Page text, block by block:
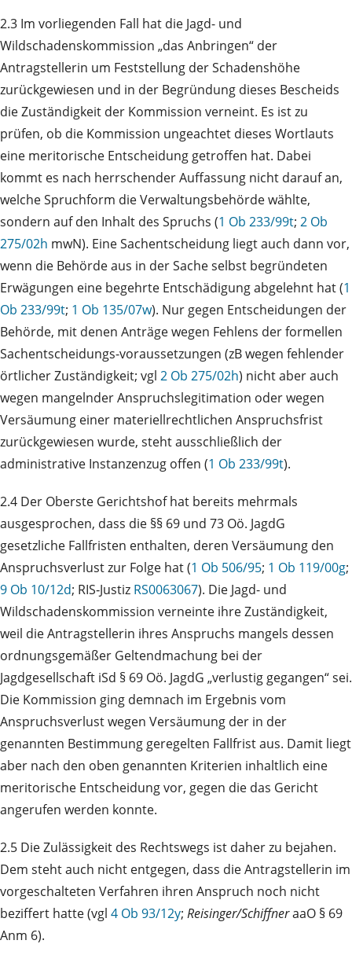
2.3 Im vorliegenden Fall hat die Jagd- und
Wildschadenskommission „das Anbringen“ der
Antragstellerin um Feststellung der Schadenshöhe
zurückgewiesen und in der Begründung dieses Bescheids
die Zuständigkeit der Kommission verneint. Es ist zu
prüfen, ob die Kommission ungeachtet dieses Wortlauts
eine meritorische Entscheidung getroffen hat. Dabei
kommt es nach herrschender Auffassung nicht darauf an,
welche Spruchform die Verwaltungsbehörde wählte,
sondern auf den Inhalt des Spruchs (1 Ob 233/99t; 2 Ob
275/02h mwN). Eine Sachentscheidung liegt auch dann vor,
wenn die Behörde aus in der Sache selbst begründeten
Erwägungen eine begehrte Entschädigung abgelehnt hat (1
Ob 233/99t; 1 Ob 135/07w). Nur gegen Entscheidungen der
Behörde, mit denen Anträge wegen Fehlens der formellen
Sachentscheidungs-voraussetzungen (zB wegen fehlender
örtlicher Zuständigkeit; vgl 2 Ob 275/02h) nicht aber auch
wegen mangelnder Anspruchslegitimation oder wegen
Versäumung einer materiellrechtlichen Anspruchsfrist
zurückgewiesen wurde, steht ausschließlich der
administrative Instanzenzug offen (1 Ob 233/99t).
2.4 Der Oberste Gerichtshof hat bereits mehrmals
ausgesprochen, dass die §§ 69 und 73 Oö. JagdG
gesetzliche Fallfristen enthalten, deren Versäumung den
Anspruchsverlust zur Folge hat (1 Ob 506/95; 1 Ob 119/00g;
9 Ob 10/12d; RIS‑Justiz RS0063067). Die Jagd- und
Wildschadenskommission verneinte ihre Zuständigkeit,
weil die Antragstellerin ihres Anspruchs mangels dessen
ordnungsgemäßer Geltendmachung bei der
Jagdgesellschaft iSd § 69 Oö. JagdG „verlustig gegangen“ sei.
Die Kommission ging demnach im Ergebnis vom
Anspruchsverlust wegen Versäumung der in der
genannten Bestimmung geregelten Fallfrist aus. Damit liegt
aber nach den oben genannten Kriterien inhaltlich eine
meritorische Entscheidung vor, gegen die das Gericht
angerufen werden konnte.
2.5 Die Zulässigkeit des Rechtswegs ist daher zu bejahen.
Dem steht auch nicht entgegen, dass die Antragstellerin im
vorgeschalteten Verfahren ihren Anspruch noch nicht
beziffert hatte (vgl 4 Ob 93/12y; Reisinger/SchiffneraaO § 69
Anm 6).